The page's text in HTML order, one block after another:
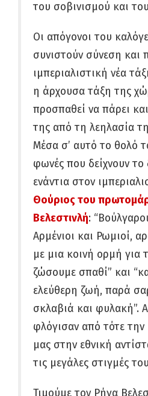
του σοβινισμού και
Οι απόγονοι του
συνιστούν σύνεση
ιμπεριαλιστική νέα
η άρχουσα τάξη της
προσπαθεί να πάρει
της από τη λεηλασία
Μέσα σ’ αυτό το θολό
φωνές που δείχνουν
ενάντια στον
Θούριος του
Βελεστινλή:
Αρμένιοι και Ρωμιοί,
με μια κοινή ορμή για
ζώσουμε σπαθί” και
ελεύθερη ζωή, παρά
σκλαβιά και φυλακή”.
φλόγισαν από τότε
μας στην εθνική
τις μεγάλες στιγμές
Τιμούμε τον Ρήγα